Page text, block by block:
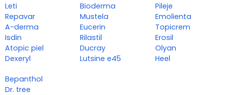
Leti
Repavar
A-derma
Isdin
Atopic piel
Dexeryl
Bioderma
Mustela
Eucerin
Rilastil
Ducray
Lutsine e45
Pileje
Emolienta
Topicrem
Erosil
Olyan
Heel
Bepanthol
Dr. tree